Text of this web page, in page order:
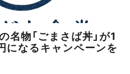
名物「ごまさば丼」が1
になるキャンペーンを